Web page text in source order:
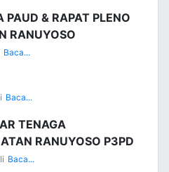
PAUD & RAPAT PLENO
RANUYOSO
Baca...
Baca...
TENAGA
RANUYOSO P3PD
Baca...